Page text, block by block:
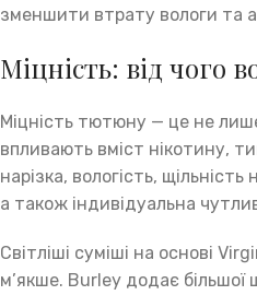
зменшити втрату вологи та
Міцність: від чого
Міцність тютюну — це не
впливають вміст нікотину,
нарізка, вологість, щільність
а також індивідуальна
Світліші суміші на основі
м’якше. Burley додає більшої